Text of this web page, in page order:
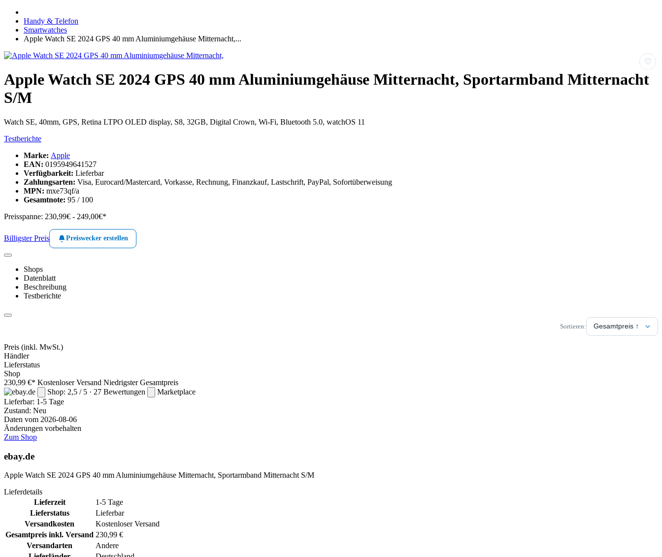
Handy & Telefon
Smartwatches
Apple Watch SE 2024 GPS 40 mm Aluminiumgehäuse Mitternacht,...
♡
Apple Watch SE 2024 GPS 40 mm Aluminiumgehäuse Mitternacht, Sportarmband Mitternacht
S/M
Watch SE, 40mm, GPS, Retina LTPO OLED display, S8, 32GB, Digital Crown, Wi-Fi, Bluetooth 5.0, watchOS 11
Testberichte
Marke: Apple
EAN: 0195949641527
Verfügbarkeit: Lieferbar
Zahlungsarten: Visa, Eurocard/Mastercard, Vorkasse, Rechnung, Finanzkauf, Lastschrift, PayPal, Sofortüberweisung
MPN: mxe73qf/a
Gesamtnote: 95 / 100
Preisspanne: 230,99€ - 249,00€*
Billigster Preis Preiswecker erstellen
Shops
Datenblatt
Beschreibung
Testberichte
Sortieren:
Preis (inkl. MwSt.)
Händler
Lieferstatus
Shop
230,99 €* Kostenloser Versand Niedrigster Gesamtpreis
Shop: 2,5 / 5 · 27 Bewertungen
Marketplace
Lieferbar: 1-5 Tage
Zustand: Neu
Daten vom 2026-08-06
Änderungen vorbehalten
Zum Shop
ebay.de
Apple Watch SE 2024 GPS 40 mm Aluminiumgehäuse Mitternacht, Sportarmband Mitternacht S/M
Lieferdetails
Lieferzeit
1-5 Tage
Lieferstatus
Lieferbar
Versandkosten
Kostenloser Versand
Gesamtpreis inkl. Versand 230,99 €
Versandarten
Andere